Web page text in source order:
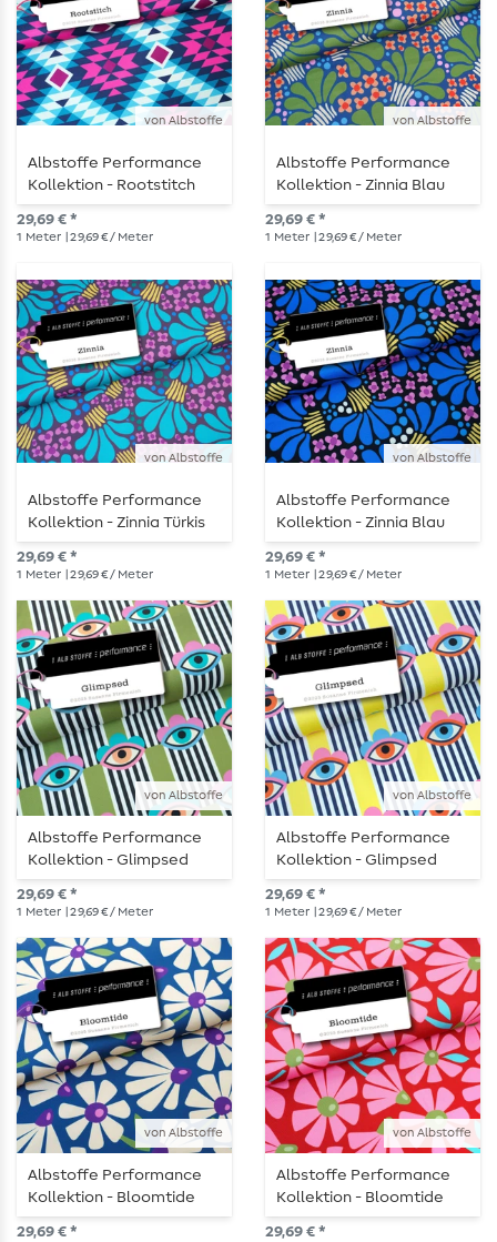
von Albstoffe
Albstoffe Performance
Kollektion - Rootstitch
Türkis
29,69 € *
1 Meter | 29,69 € / Meter
von Albstoffe
Albstoffe Performance
Kollektion - Zinnia Blau
Grün
29,69 € *
1 Meter | 29,69 € / Meter
von Albstoffe
Albstoffe Performance
Kollektion - Zinnia Türkis
Mauve
29,69 € *
1 Meter | 29,69 € / Meter
von Albstoffe
Albstoffe Performance
Kollektion - Zinnia Blau
Schwarz
29,69 € *
1 Meter | 29,69 € / Meter
von Albstoffe
Albstoffe Performance
Kollektion - Glimpsed
Grün
29,69 € *
1 Meter | 29,69 € / Meter
von Albstoffe
Albstoffe Performance
Kollektion - Glimpsed
Gelb
29,69 € *
1 Meter | 29,69 € / Meter
von Albstoffe
Albstoffe Performance
Kollektion - Bloomtide
Blau
29,69 € *
von Albstoffe
Albstoffe Performance
Kollektion - Bloomtide
Rot
29,69 € *